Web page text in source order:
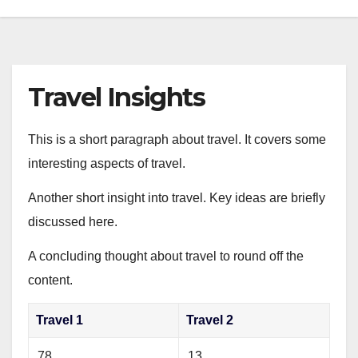
Travel Insights
This is a short paragraph about travel. It covers some
interesting aspects of travel.
Another short insight into travel. Key ideas are briefly
discussed here.
A concluding thought about travel to round off the
content.
Travel 1 Travel 2